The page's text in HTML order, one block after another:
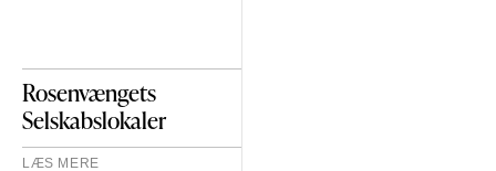
Rosenvængets
Selskabslokaler
LÆS MERE